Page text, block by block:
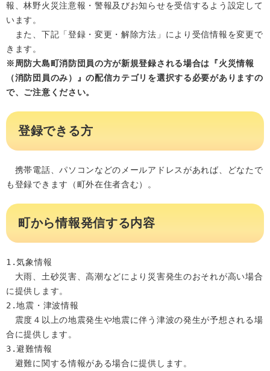
報、林野火災注意報・警報及びお知らせを受信するよう設定して
います。
また、下記「登録・変更・解除方法」により受信情報を変更で
※周防大島町消防団員の方が新規登録される場合は『火災情報
（消防団員のみ）』の配信カテゴリを選択する必要がありますの
で、ご注意ください。
登録できる方
携帯電話、パソコンなどのメールアドレスがあれば、どなたで
も登録できます（町外在住者含む）。
町から情報発信する内容
1.気象情報
大雨、土砂災害、高潮などにより災害発生のおそれが高い場合
に提供します。
2.地震・津波情報
震度４以上の地震発生や地震に伴う津波の発生が予想される場
合に提供します。
3.避難情報
避難に関する情報がある場合に提供します。